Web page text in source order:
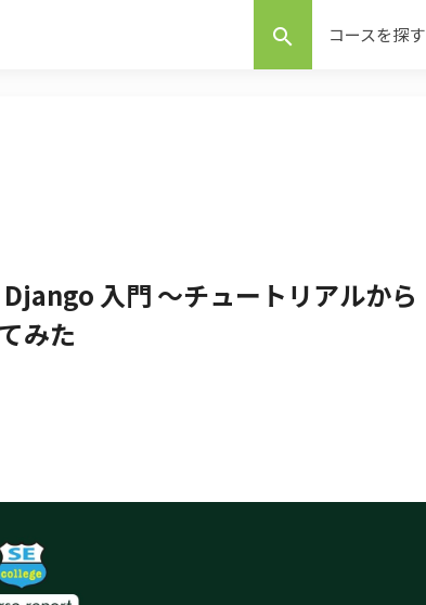
search コースを探す
入門 ～チュートリアルから
みた